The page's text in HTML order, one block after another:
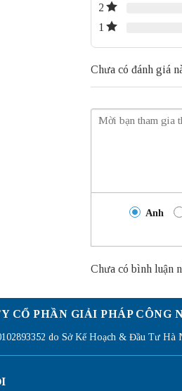
2
1
Chưa có đánh giá
Anh
Chưa có bình luận
CỔ PHẦN GIẢI PHÁP CÔNG
do Sở Kế Hoạch & Đầu Tư Hà